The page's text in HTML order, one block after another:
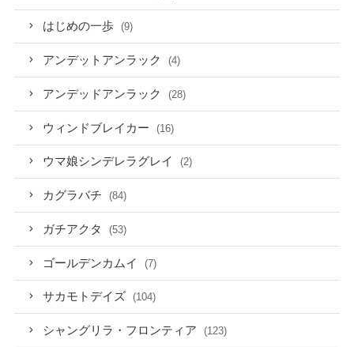
はじめの一歩 (9)
アンデットアンラック (4)
アンデッドアンラック (28)
ウィンドブレイカー (16)
ウマ娘シンデレラグレイ (2)
カグラバチ (84)
ガチアクタ (53)
ゴールデンカムイ (7)
サカモトデイズ (104)
シャングリラ・フロンティア (123)